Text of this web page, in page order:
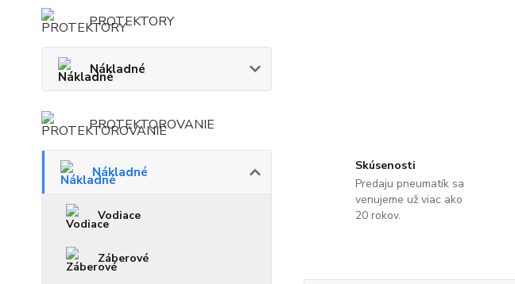
PROTEKTORY
Nákladné
PROTEKTOROVANIE
Nákladné
Vodiace
Záberové
Skúsenosti
Predaju pneumatík sa
venujeme už viac ako
20 rokov.